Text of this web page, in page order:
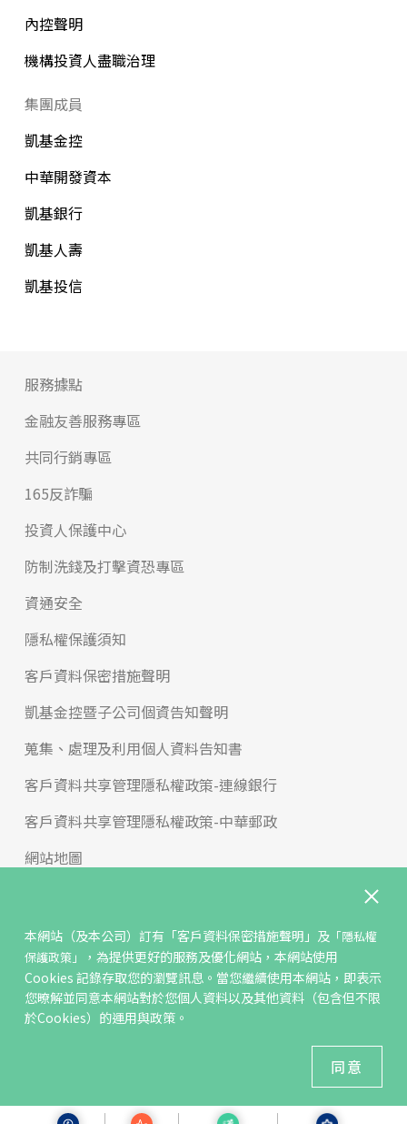
本網站（及本公司）訂有 「客戶資料保密措施聲明」 及「隱私權
保護政策」
，為提供更好的服務及優化網站，本網站使用
Cookies 記錄存取您的瀏覽訊息。當您繼續使用本網站，即表示
您暸解並同意本網站對於您個人資料以及其他資料（包含但不限
於Cookies）的運用與政策。
同意
內控聲明
機構投資人盡職治理
集團成員
凱基金控
中華開發資本
凱基銀行
凱基人壽
凱基投信
服務據點
金融友善服務專區
共同行銷專區
165反詐騙
投資人保護中心
防制洗錢及打擊資恐專區
資通安全
隱私權保護須知
客戶資料保密措施聲明
凱基金控暨子公司個資告知聲明
蒐集、處理及利用個人資料告知書
客戶資料共享管理隱私權政策-連線銀行
客戶資料共享管理隱私權政策-中華郵政
網站地圖
免責聲明
聯絡我們
反詐騙專區